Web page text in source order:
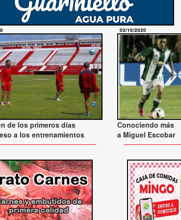
de los primeros días
a los entrenamientos
03/10/2020
Conociendo más
a Miguel Escobar